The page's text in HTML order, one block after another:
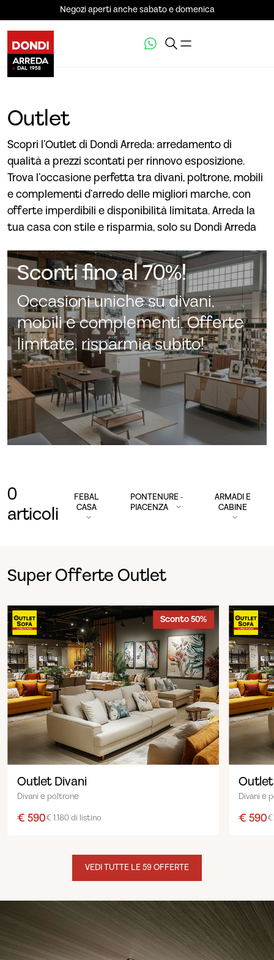
Negozi aperti anche sabato e domenica
Outlet
Scopri l’Outlet di Dondi Arreda: arredamento di
qualità a prezzi scontati per rinnovo esposizione.
Trova l’occasione perfetta tra divani, poltrone, mobili
e complementi d’arredo delle migliori marche, con
offerte imperdibili e disponibilità limitata. Arreda la
tua casa con stile e risparmia, solo su Dondi Arreda
Sconti fino al 70%!
Occasioni uniche su divani,
mobili e complementi. Offerte
limitate, risparmia subito!
0
articoli
FEBAL
CASA
PONTENURE -
PIACENZA
ARMADI E
CABINE
Super Offerte Outlet
Sconto 50%
Outlet Divani
Divani e poltrone
€ 590€ 1.180 di listino
Divani e
€ 590€
VEDI TUTTE LE 59 OFFERTE